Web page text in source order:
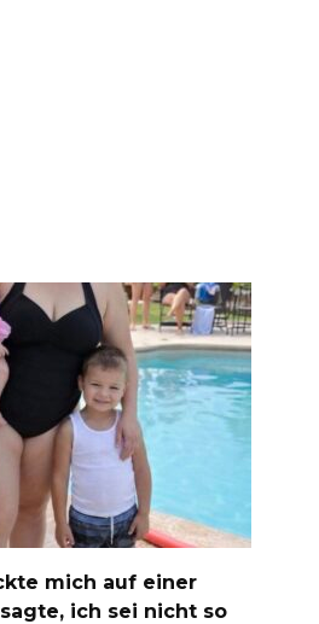
mich auf einer
ich sei nicht so